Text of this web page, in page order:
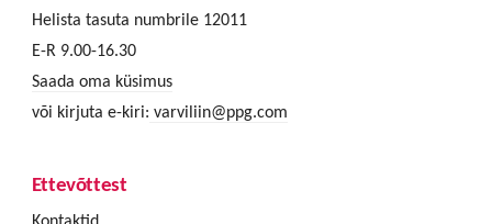
Helista tasuta numbrile 12011
E-R 9.00-16.30
Saada oma küsimus
või kirjuta e-kiri: varviliin@ppg.com
Ettevõttest